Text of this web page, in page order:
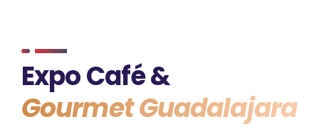
Expo Café &
Gourmet Guadalajara